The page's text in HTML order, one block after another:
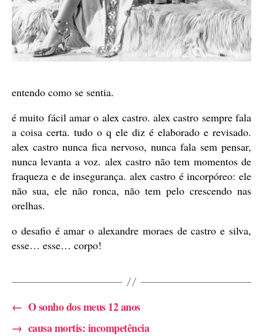
entendo como se sentia.
é muito fácil amar o alex castro. alex castro sempre fala
a coisa certa. tudo o q ele diz é elaborado e revisado.
alex castro nunca fica nervoso, nunca fala sem pensar,
nunca levanta a voz. alex castro não tem momentos de
fraqueza e de insegurança. alex castro é incorpóreo: ele
não sua, ele não ronca, não tem pelo crescendo nas
orelhas.
o desafio é amar o alexandre moraes de castro e silva,
esse… esse… corpo!
← O sonho dos meus 12 anos
→ causa mortis: incompetência